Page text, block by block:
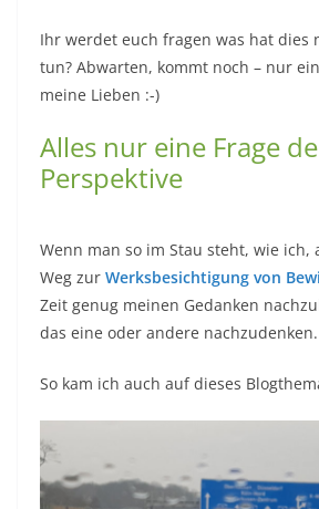
Ihr werdet euch fragen was hat dies
tun? Abwarten, kommt noch – nur
meine Lieben :-)
Alles nur eine Frage
Perspektive
Wenn man so im Stau steht, wie ich,
Weg zur Werksbesichtigung von
Zeit genug meinen Gedanken
das eine oder andere nachzudenken.
So kam ich auch auf dieses